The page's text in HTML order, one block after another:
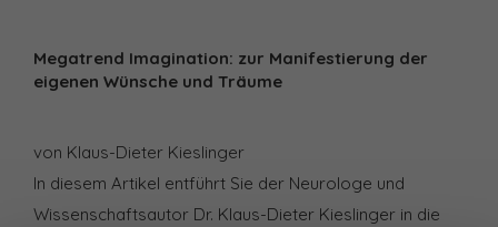
Megatrend Imagination: zur Manifestierung der
eigenen Wünsche und Träume
von Klaus-Dieter Kieslinger
In diesem Artikel entführt Sie der Neurologe und
Wissenschaftsautor Dr. Klaus-Dieter Kieslinger in die